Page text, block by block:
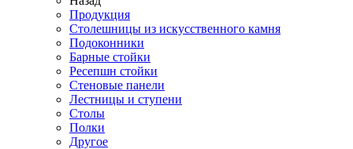
Продукция
Столешницы из искусственного камня
Подоконники
Барные стойки
Ресепшн стойки
Стеновые панели
Лестницы и ступени
Столы
Полки
Другое